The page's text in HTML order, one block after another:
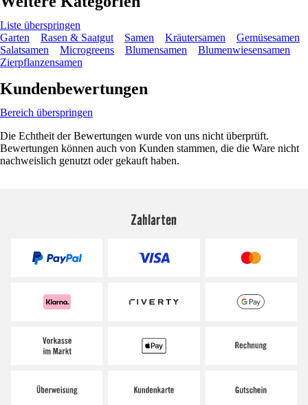
Liste überspringen
Garten
Rasen & Saatgut Samen Kräutersamen
Gemüsesamen
Salatsamen
Microgreens Blumensamen
Blumenwiesensamen
Zierpflanzensamen
Kundenbewertungen
Bereich überspringen
Die Echtheit der Bewertungen wurde von uns nicht überprüft.
Bewertungen können auch von Kunden stammen, die die Ware nicht
nachweislich genutzt oder gekauft haben.
Zahlarten